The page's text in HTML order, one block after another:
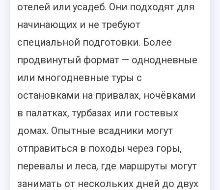
отелей или усадеб. Они подходят для
начинающих и не требуют
специальной подготовки. Более
продвинутый формат — однодневные
или многодневные туры с
остановками на привалах, ночёвками
в палатках, турбазах или гостевых
домах. Опытные всадники могут
отправиться в походы через горы,
перевалы и леса, где маршруты могут
занимать от нескольких дней до двух